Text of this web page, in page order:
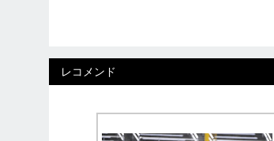
レコメンド